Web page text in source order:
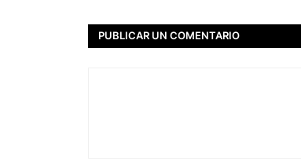
PUBLICAR UN COMENTARIO